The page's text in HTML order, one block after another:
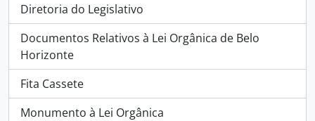
Diretoria do Legislativo
Documentos Relativos à Lei Orgânica de Belo
Horizonte
Fita Cassete
Monumento à Lei Orgânica